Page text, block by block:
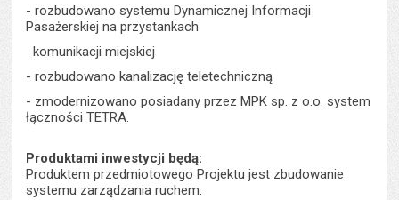
- rozbudowano systemu Dynamicznej Informacji
Pasażerskiej na przystankach
komunikacji miejskiej
- rozbudowano kanalizację teletechniczną
- zmodernizowano posiadany przez MPK sp. z o.o. system
łączności TETRA.
Produktami inwestycji będą:
Produktem przedmiotowego Projektu jest zbudowanie
systemu zarządzania ruchem.